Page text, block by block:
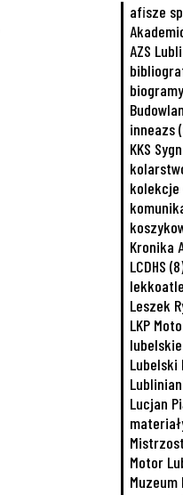
afisze
AZS
inneazs
KKS
kolekcje
Kronika
LCDHS
Leszek
LKP
Lubelski
Lucjan
Motor